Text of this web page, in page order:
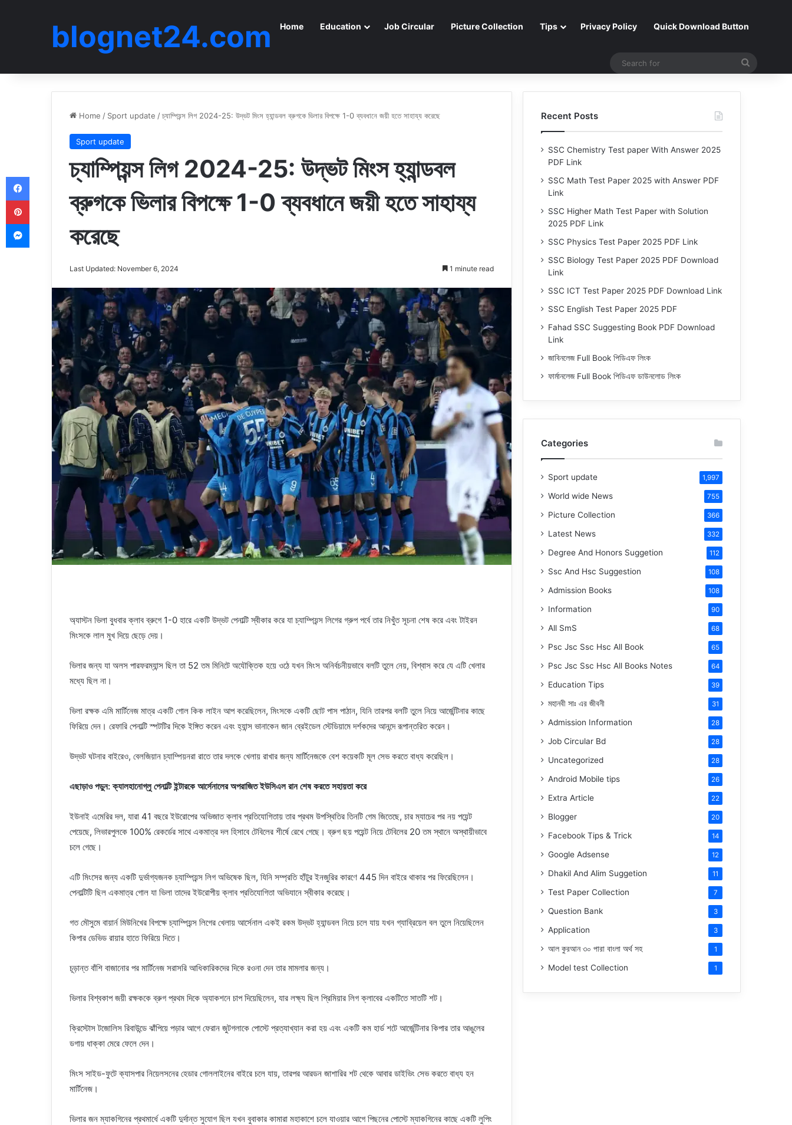
blognet24.com Home Education Job Circular Picture Collection Tips Privacy Policy Quick Download Button
Home / Sport update /চ্যাম্পিয়ন্স লিগ 2024-25: উদ্ভট মিংস হ্যান্ডবল ব্রুগকে ভিলার বিপক্ষে 1-0 ব্যবধানে জয়ী হতে সাহায্য করেছে
Sport update
চ্যাম্পিয়ন্স লিগ 2024-25: উদ্ভট মিংস হ্যান্ডবল
ব্রুগকে ভিলার বিপক্ষে 1-0 ব্যবধানে জয়ী হতে সাহায্য
করেছে
Last Updated: November 6, 2024 1 minute read
অ্যাস্টন ভিলা বুধবার ক্লাব ব্রুগে 1-0 হারে একটি উদ্ভট পেনাল্টি স্বীকার করে যা চ্যাম্পিয়ন্স লিগের গ্রুপ পর্বে তার নিখুঁত সূচনা শেষ করে এবং টাইরন
মিংসকে লাল মুখ দিয়ে ছেড়ে দেয়।
ভিলার জন্য যা অলস পারফরম্যান্স ছিল তা 52 তম মিনিটে অযৌক্তিক হয়ে ওঠে যখন মিংস অনির্বচনীয়ভাবে বলটি তুলে নেয়, বিশ্বাস করে যে এটি খেলার
মধ্যে ছিল না।
ভিলা রক্ষক এমি মার্টিনেজ মাত্র একটি গোল কিক লাইন আপ করেছিলেন, মিংসকে একটি ছোট পাস পাঠান, যিনি তারপর বলটি তুলে নিয়ে আর্জেন্টিনার কাছে
ফিরিয়ে দেন। রেফারি পেনাল্টি স্পটটির দিকে ইঙ্গিত করেন এবং হ্যান্স ভানাকেন জান ব্রেইডেল স্টেডিয়ামে দর্শকদের আনন্দে রূপান্তরিত করেন।
উদ্ভট ঘটনার বাইরেও, বেলজিয়ান চ্যাম্পিয়নরা রাতে তার দলকে খেলায় রাখার জন্য মার্টিনেজকে বেশ কয়েকটি মূল সেভ করতে বাধ্য করেছিল।
এছাড়াও পড়ুন: ক্যালহানোগ্লু পেনাল্টি ইন্টারকে আর্সেনালের অপরাজিত ইউসিএল রান শেষ করতে সহায়তা করে
ইউনাই এমেরির দল, যারা 41 বছরে ইউরোপের অভিজাত ক্লাব প্রতিযোগিতায় তার প্রথম উপস্থিতির তিনটি গেম জিতেছে, চার ম্যাচের পর নয় পয়েন্ট
পেয়েছে, লিভারপুলকে 100% রেকর্ডের সাথে একমাত্র দল হিসাবে টেবিলের শীর্ষে রেখে গেছে। ব্রুগ ছয় পয়েন্ট নিয়ে টেবিলের 20 তম স্থানে অস্থায়ীভাবে
চলে গেছে।
এটি মিংসের জন্য একটি দুর্ভাগ্যজনক চ্যাম্পিয়ন্স লিগ অভিষেক ছিল, যিনি সম্প্রতি হাঁটুর ইনজুরির কারণে 445 দিন বাইরে থাকার পর ফিরেছিলেন।
পেনাল্টিটি ছিল একমাত্র গোল যা ভিলা তাদের ইউরোপীয় ক্লাব প্রতিযোগিতা অভিযানে স্বীকার করেছে।
গত মৌসুমে বায়ার্ন মিউনিখের বিপক্ষে চ্যাম্পিয়ন্স লিগের খেলায় আর্সেনাল একই রকম উদ্ভট হ্যান্ডবল নিয়ে চলে যায় যখন গ্যাব্রিয়েল বল তুলে নিয়েছিলেন
কিপার ডেভিড রায়ার হাতে ফিরিয়ে দিতে।
চূড়ান্ত বাঁশি বাজানোর পর মার্টিনেজ সরাসরি আধিকারিকদের দিকে রওনা দেন তার মামলার জন্য।
ভিলার বিশ্বকাপ জয়ী রক্ষককে ব্রুগ প্রথম দিকে অ্যাকশনে চাপ দিয়েছিলেন, যার লক্ষ্য ছিল প্রিমিয়ার লিগ ক্লাবের একটিতে সাতটি শট।
ক্রিস্টোস টজোলিস রিবাউন্ডে ঝাঁপিয়ে পড়ার আগে ফেরান জুটগলাকে পোস্টে প্রত্যাখ্যান করা হয় এবং একটি কম হার্ড শটে আর্জেন্টিনার কিপার তার আঙুলের
ডগায় ধাক্কা মেরে ফেলে দেন।
মিংস সাইড-ফুটে ক্যাসপার নিয়েলসনের হেডার গোললাইনের বাইরে চলে যায়, তারপর আরডন জাশারির শট থেকে আবার ডাইভিং সেভ করতে বাধ্য হন
মার্টিনেজ।
ভিলার জন ম্যাকগিনের প্রথমার্ধে একটি দুর্দান্ত সুযোগ ছিল যখন বুবাকার কামারা মহাকাশে চলে যাওয়ার আগে পিছনের পোস্টে ম্যাকগিনের কাছে একটি লুপিং
Recent Posts
SSC Chemistry Test paper With Answer 2025
PDF Link
SSC Math Test Paper 2025 with Answer PDF
Link
SSC Higher Math Test Paper with Solution
2025 PDF Link
SSC Physics Test Paper 2025 PDF Link
SSC Biology Test Paper 2025 PDF Download
Link
SSC ICT Test Paper 2025 PDF Download Link
SSC English Test Paper 2025 PDF
Fahad SSC Suggesting Book PDF Download
Link
জাবিনলেজ Full Book পিডিএফ লিংক
ফার্মানলেজ Full Book পিডিএফ ডাউনলোড লিংক
Categories
Sport update 1,997
World wide News 755
Picture Collection 366
Latest News 332
Degree And Honors Suggetion 112
Ssc And Hsc Suggestion 108
Admission Books 108
Information 90
All SmS 68
Psc Jsc Ssc Hsc All Book 65
Psc Jsc Ssc Hsc All Books Notes 64
Education Tips 39
মহানবীসাঃ এর জীবনী 31
Admission Information 28
Job Circular Bd 28
Uncategorized 28
Android Mobile tips 26
Extra Article 22
Blogger 20
Facebook Tips & Trick 14
Google Adsense 12
Dhakil And Alim Suggetion 11
Test Paper Collection 7
Question Bank 3
Application 3
আল কুরআন ৩০ পারা বাংলা অর্থ সহ 1
Model test Collection 1
Facebook
Pinterest
Messenger